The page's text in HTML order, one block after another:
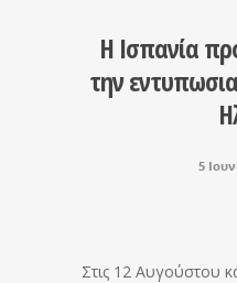
Η Ισπανία
την
5
Στις 12 Αυγούστου